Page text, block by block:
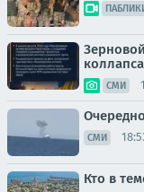
коллапса
СМИ
СМИ
Кто в